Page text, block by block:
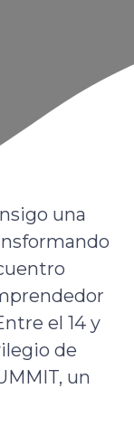
una
el 14 y
de
un